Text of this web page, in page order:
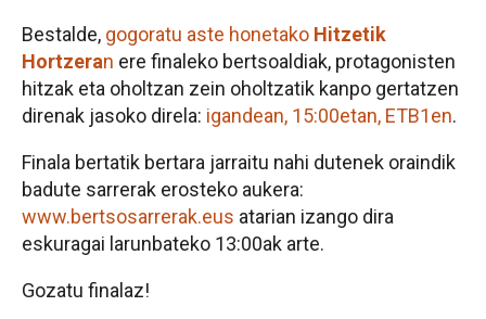
Bestalde, gogoratu aste honetako Hitzetik
Hortzeran ere finaleko bertsoaldiak, protagonisten
hitzak eta oholtzan zein oholtzatik kanpo gertatzen
direnak jasoko direla: igandean, 15:00etan, ETB1en.
Finala bertatik bertara jarraitu nahi dutenek oraindik
badute sarrerak erosteko aukera:
www.bertsosarrerak.eus atarian izango dira
eskuragai larunbateko 13:00ak arte.
Gozatu finalaz!